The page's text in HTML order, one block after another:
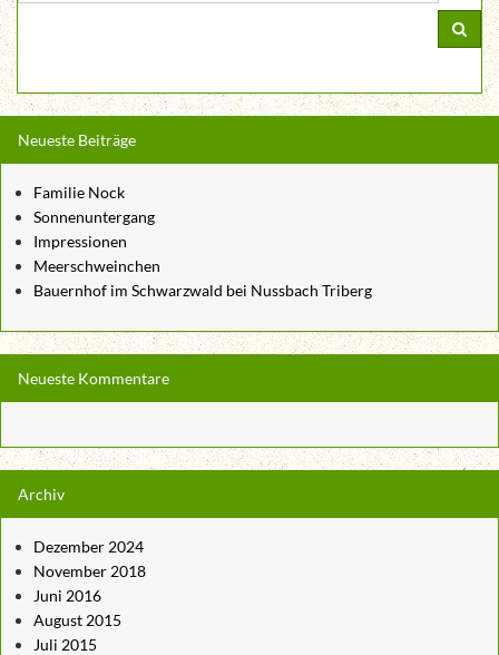
Neueste Beiträge
Familie Nock
Sonnenuntergang
Impressionen
Meerschweinchen
Bauernhof im Schwarzwald bei Nussbach Triberg
Neueste Kommentare
Archiv
Dezember 2024
November 2018
Juni 2016
August 2015
Juli 2015